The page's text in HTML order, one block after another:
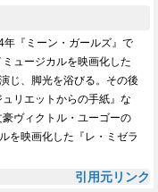
『ミーン・ガールズ』で
ュージカルを映画化した
じ、脚光を浴びる。その後
リエットからの手紙』な
ヴィクトル・ユーゴーの
を映画化した『レ・ミゼラ
引用元リンク